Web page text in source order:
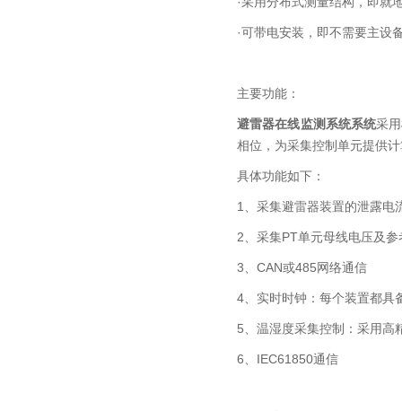
·可带电安装，即不需要主设
主要功能：
避雷器在线监测系统系统采
相位，为采集控制单元提供
具体功能如下：
1、采集避雷器装置的泄露电
2、采集PT单元母线电压及
3、CAN或485网络通信
4、实时时钟：每个装置都具
5、温湿度采集控制：采用高
6、IEC61850通信